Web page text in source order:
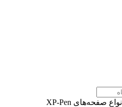
انواع صفحه‌های XP-Pen